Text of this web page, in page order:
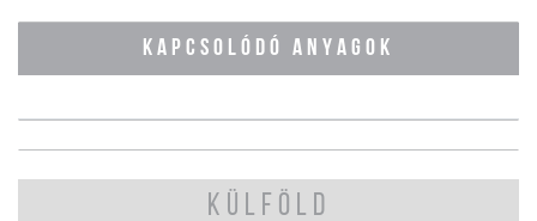
KAPCSOLÓDÓ ANYAGOK
KÜLFÖLD